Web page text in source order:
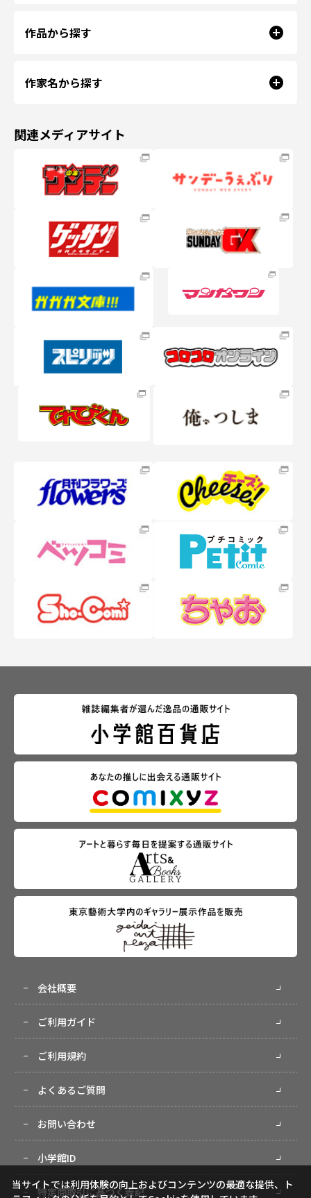
作品から探す
作家名から探す
関連メディアサイト
会社概要
ご利用ガイド
ご利用規約
よくあるご質問
お問い合わせ
小学館ID
特定商取引に基づく表記
当サイトでは利用体験の向上およびコンテンツの最適な提供、ト